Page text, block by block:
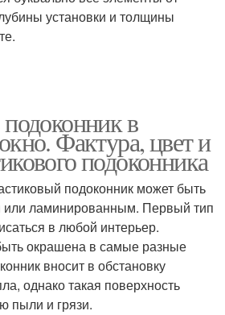
установки и толщины
в
Фактура, цвет и
подоконника
подоконник может быть
ламинированным. Первый тип
в любой интерьер.
окрашена в самые разные
вносит в обстановку
однако такая поверхность
пыли и грязи.